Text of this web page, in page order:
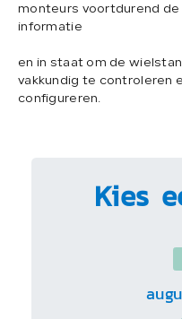
monteurs voortdurend
informatie
en in staat om de
vakkundig te controleren
configureren.